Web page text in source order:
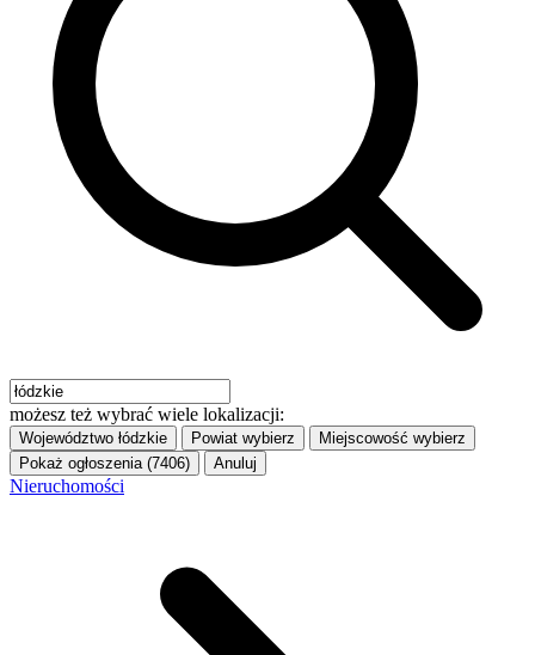
możesz też wybrać wiele lokalizacji:
Województwo łódzkie Powiat wybierz Miejscowość wybierz
Pokaż ogłoszenia (7406)
Anuluj
Nieruchomości